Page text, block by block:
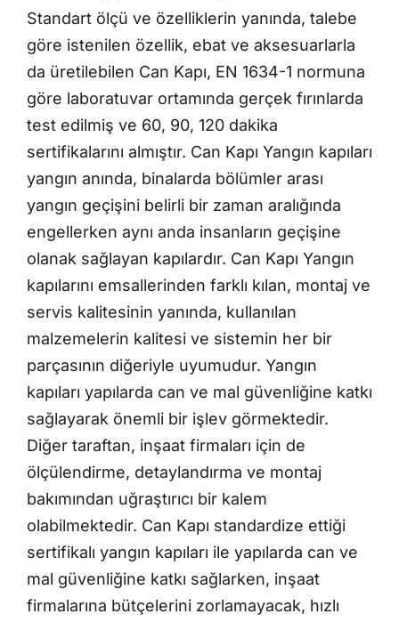
Standart ölçü ve özelliklerin yanında, talebe
göre istenilen özellik, ebat ve aksesuarlarla
da üretilebilen Can Kapı, EN 1634-1 normuna
göre laboratuvar ortamında gerçek fırınlarda
test edilmiş ve 60, 90, 120 dakika
sertifikalarını almıştır. Can Kapı Yangın kapıları
yangın anında, binalarda bölümler arası
yangın geçişini belirli bir zaman aralığında
engellerken aynı anda insanların geçişine
olanak sağlayan kapılardır. Can Kapı Yangın
kapılarını emsallerinden farklı kılan, montaj ve
servis kalitesinin yanında, kullanılan
malzemelerin kalitesi ve sistemin her bir
parçasının diğeriyle uyumudur. Yangın
kapıları yapılarda can ve mal güvenliğine katkı
sağlayarak önemli bir işlev görmektedir.
Diğer taraftan, inşaat firmaları için de
ölçülendirme, detaylandırma ve montaj
bakımından uğraştırıcı bir kalem
olabilmektedir. Can Kapı standardize ettiği
sertifikalı yangın kapıları ile yapılarda can ve
mal güvenliğine katkı sağlarken, inşaat
firmalarına bütçelerini zorlamayacak, hızlı